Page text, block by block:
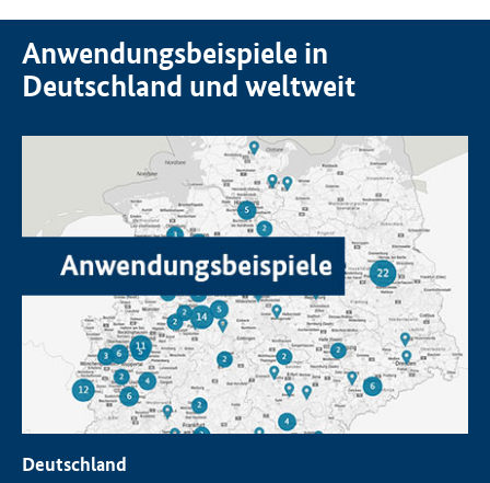
Anwendungsbeispiele in
Deutschland und weltweit
Deutschland